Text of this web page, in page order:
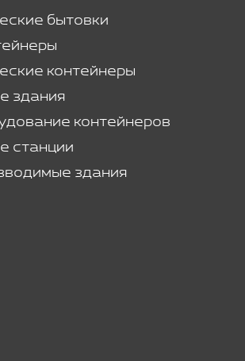
бытовки
контейнеры
здания
контейнеров
станции
здания